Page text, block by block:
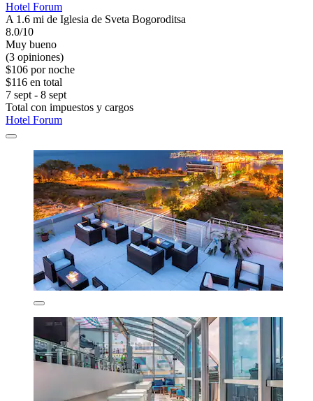
Hotel Forum
A 1.6 mi de Iglesia de Sveta Bogoroditsa
8.0/10
Muy bueno
(3 opiniones)
$106 por noche
$116 en total
7 sept - 8 sept
Total con impuestos y cargos
Hotel Forum